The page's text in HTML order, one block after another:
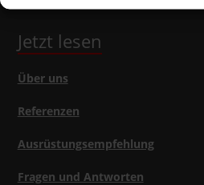
Jetzt lesen
Über uns
Referenzen
Ausrüstungsempfehlung
Fragen und Antworten